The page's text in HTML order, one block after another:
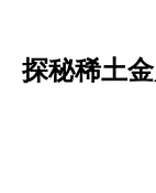
探秘稀土